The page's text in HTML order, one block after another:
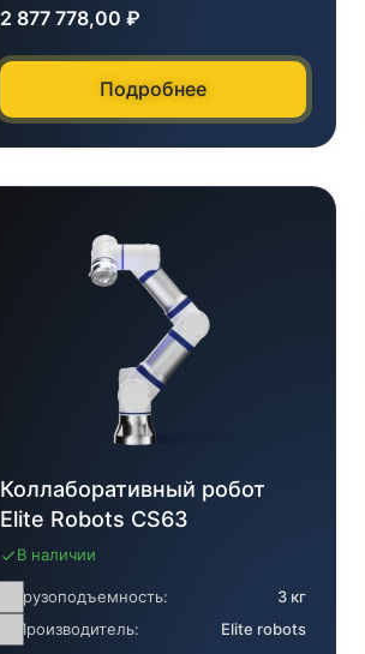
2 877 778,00 ₽
Подробнее
Коллаборативный робот
Elite Robots CS63
В наличии
Грузоподъемность:
3 кг
Производитель:
Elite robots